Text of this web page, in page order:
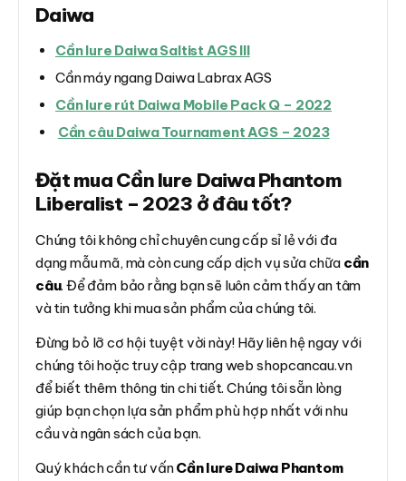
Daiwa
Cần lure Daiwa Saltist AGS III
Cần máy ngang Daiwa Labrax AGS
Cần lure rút Daiwa Mobile Pack Q – 2022
Cần câu Daiwa Tournament AGS – 2023
Đặt mua Cần lure Daiwa Phantom
Liberalist – 2023 ở đâu tốt?
Chúng tôi không chỉ chuyên cung cấp sỉ lẻ với đa
dạng mẫu mã, mà còn cung cấp dịch vụ sửa chữa cần
câu. Để đảm bảo rằng bạn sẽ luôn cảm thấy an tâm
và tin tưởng khi mua sản phẩm của chúng tôi.
Đừng bỏ lỡ cơ hội tuyệt vời này! Hãy liên hệ ngay với
chúng tôi hoặc truy cập trang web shopcancau.vn
để biết thêm thông tin chi tiết. Chúng tôi sẵn lòng
giúp bạn chọn lựa sản phẩm phù hợp nhất với nhu
cầu và ngân sách của bạn.
Quý khách cần tư vấnCần lure Daiwa Phantom